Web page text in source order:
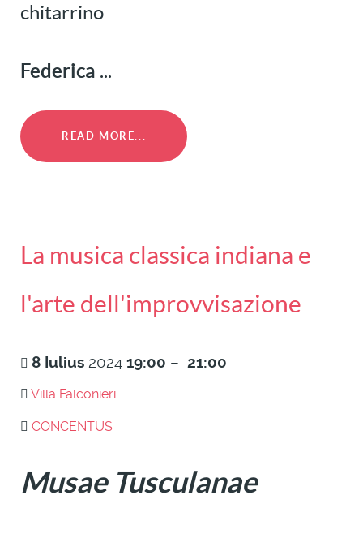
chitarrino
Federica ...
READ MORE...
La musica classica indiana e
l'arte dell'improvvisazione
8 Iulius 2024 19:00 – 21:00
Villa Falconieri
CONCENTUS
Musae Tusculanae